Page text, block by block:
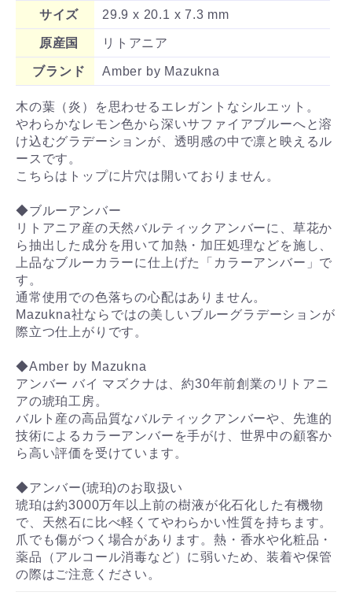
サイズ 29.9 x 20.1 x 7.3 mm
原産国 リトアニア
ブランド Amber by Mazukna
木の葉（炎）を思わせるエレガントなシルエット。
やわらかなレモン色から深いサファイアブルーへと溶
け込むグラデーションが、透明感の中で凛と映えるル
ースです。
こちらはトップに片穴は開いておりません。
◆ブルーアンバー
リトアニア産の天然バルティックアンバーに、草花か
ら抽出した成分を用いて加熱・加圧処理などを施し、
上品なブルーカラーに仕上げた「カラーアンバー」で
す。
通常使用での色落ちの心配はありません。
Mazukna社ならではの美しいブルーグラデーションが
際立つ仕上がりです。
◆Amber by Mazukna
アンバー バイ マズクナは、約30年前創業のリトアニ
アの琥珀工房。
バルト産の高品質なバルティックアンバーや、先進的
技術によるカラーアンバーを手がけ、世界中の顧客か
ら高い評価を受けています。
◆アンバー(琥珀)のお取扱い
琥珀は約3000万年以上前の樹液が化石化した有機物
で、天然石に比べ軽くてやわらかい性質を持ちます。
爪でも傷がつく場合があります。熱・香水や化粧品・
薬品（アルコール消毒など）に弱いため、装着や保管
の際はご注意ください。